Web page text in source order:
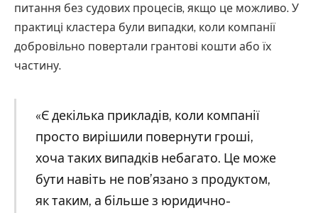
питання без судових процесів, якщо це можливо. У
практиці кластера були випадки, коли компанії
добровільно повертали грантові кошти або їх
частину.
«Є декілька прикладів, коли компанії
просто вирішили повернути гроші,
хоча таких випадків небагато. Це може
бути навіть не пов’язано з продуктом,
як таким, а більше з юридично-